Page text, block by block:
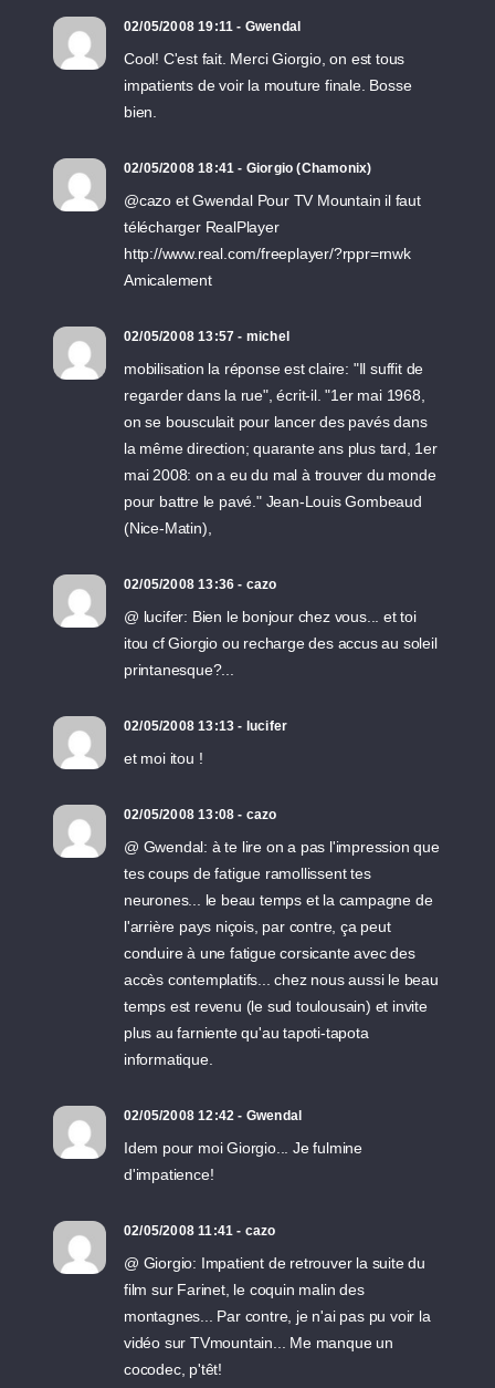
02/05/2008 19:11 - Gwendal
Cool! C'est fait. Merci Giorgio, on est tous
impatients de voir la mouture finale. Bosse
bien.
02/05/2008 18:41 - Giorgio (Chamonix)
@cazo et Gwendal Pour TV Mountain il faut
télécharger RealPlayer
http://www.real.com/freeplayer/?rppr=rnwk
Amicalement
02/05/2008 13:57 - michel
mobilisation la réponse est claire: "Il suffit de
regarder dans la rue", écrit-il. "1er mai 1968,
on se bousculait pour lancer des pavés dans
la même direction; quarante ans plus tard, 1er
mai 2008: on a eu du mal à trouver du monde
pour battre le pavé." Jean-Louis Gombeaud
(Nice-Matin),
02/05/2008 13:36 - cazo
@ lucifer: Bien le bonjour chez vous... et toi
itou cf Giorgio ou recharge des accus au soleil
printanesque?...
02/05/2008 13:13 - lucifer
et moi itou !
02/05/2008 13:08 - cazo
@ Gwendal: à te lire on a pas l'impression que
tes coups de fatigue ramollissent tes
neurones... le beau temps et la campagne de
l'arrière pays niçois, par contre, ça peut
conduire à une fatigue corsicante avec des
accès contemplatifs... chez nous aussi le beau
temps est revenu (le sud toulousain) et invite
plus au farniente qu'au tapoti-tapota
informatique.
02/05/2008 12:42 - Gwendal
Idem pour moi Giorgio... Je fulmine
d'impatience!
02/05/2008 11:41 - cazo
@ Giorgio: Impatient de retrouver la suite du
film sur Farinet, le coquin malin des
montagnes... Par contre, je n'ai pas pu voir la
vidéo sur TVmountain... Me manque un
cocodec, p'têt!